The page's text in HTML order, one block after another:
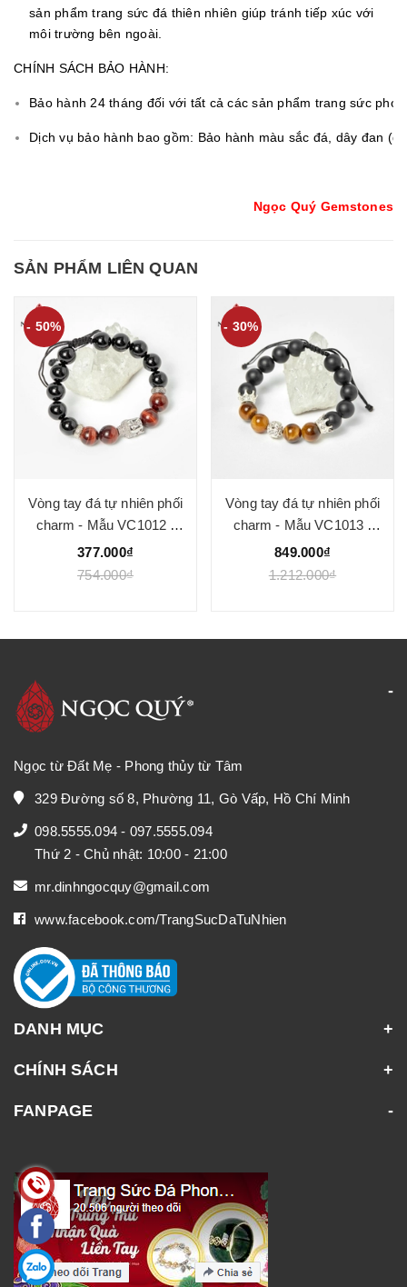
sản phẩm trang sức đá thiên nhiên giúp tránh tiếp xúc với
môi trường bên ngoài.
CHÍNH SÁCH BẢO HÀNH:
Bảo hành 24 tháng đối với tất cả các sản phẩm trang sức
Dịch vụ bảo hành bao gồm: Bảo hành màu sắc đá, dây đan
Ngọc Quý Gemstones
SẢN PHẨM LIÊN QUAN
- 50%
Vòng tay đá tự nhiên phối
charm - Mẫu VC1012 -
Ngọc Quý
377.000₫
754.000₫
- 30%
Vòng tay đá tự nhiên phối
charm - Mẫu VC1013 -
Ngọc Quý
849.000₫
1.212.000₫
Ngọc từ Đất Mẹ - Phong thủy từ Tâm
329 Đường số 8, Phường 11, Gò Vấp, Hồ Chí Minh
098.5555.094 - 097.5555.094
Thứ 2 - Chủ nhật: 10:00 - 21:00
mr.dinhngocquy@gmail.com
www.facebook.com/TrangSucDaTuNhien
DANH MỤC
CHÍNH SÁCH
FANPAGE